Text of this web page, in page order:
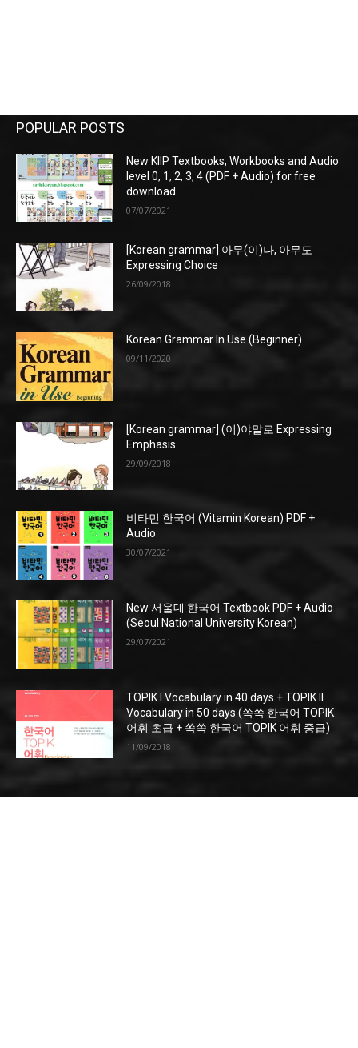
POPULAR POSTS
New KIIP Textbooks, Workbooks and Audio
level 0, 1, 2, 3, 4 (PDF + Audio) for free
download
07/07/2021
[Korean grammar] 아무(이)나, 아무도
Expressing Choice
26/09/2018
Korean Grammar In Use (Beginner)
09/11/2020
[Korean grammar] (이)야말로 Expressing
Emphasis
29/09/2018
비타민 한국어 (Vitamin Korean) PDF +
Audio
30/07/2021
New 서울대 한국어 Textbook PDF + Audio
(Seoul National University Korean)
29/07/2021
TOPIK I Vocabulary in 40 days + TOPIK II
Vocabulary in 50 days (쏙쏙 한국어 TOPIK
어휘 초급 + 쏙쏙 한국어 TOPIK 어휘 중급)
11/09/2018